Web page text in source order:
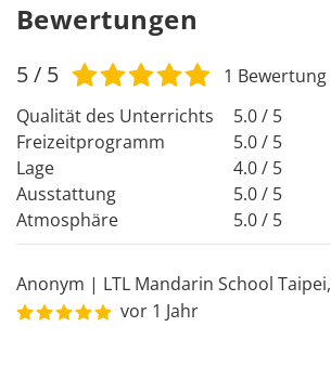
Bewertungen
5/ 5 1 Bewertung
Qualität des Unterrichts
5.0 / 5
Freizeitprogramm
5.0 / 5
Lage
4.0 / 5
Ausstattung
5.0 / 5
Atmosphäre
5.0 / 5
Anonym | LTL Mandarin School Taipei,
vor 1 Jahr